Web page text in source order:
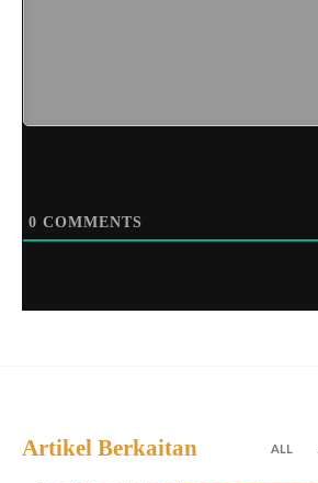
0 COMMENTS
Artikel Berkaitan ALL